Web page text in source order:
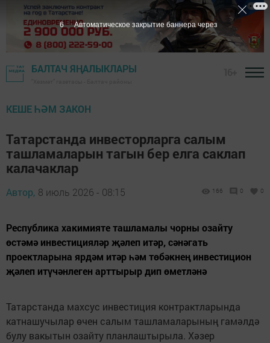
БАЛТАЧ ЯҢАЛЫКЛАРЫ
КЕШЕ ҺӘМ ЗАКОН
Татарстанда инвесторларга салым
ташламаларын тагын бер елга саклап
калачаклар
Автор, 8 июль 2026 - 08:15 166 0 0
Республика хакимияте ташламалы чорны озайту
өстәмә инвестицияләр җәлеп итәр, сәнәгать
проектларына ярдәм итәр һәм төбәкнең инвестицион
җәлеп итүчәнлеген арттырыр дип өметләнә
Татарстанда махсус инвестиция контрактларында
катнашучылар өчен салым ташламаларының гамәлдә
булу вакытын озайту планлаштырыла. Хәзер
5 Автоматическое закрытие баннера через